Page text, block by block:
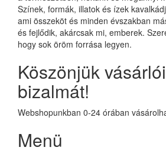
Színek, formák, illatok és ízek
ami összeköt és minden évszakban
és fejlődik, akárcsak mi, emberek.
hogy sok öröm forrása legyen.
Köszönjük
bizalmát!
Webshopunkban 0-24 órában
Menü